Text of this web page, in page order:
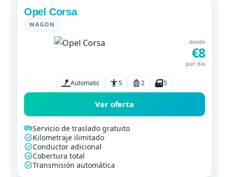
Opel Corsa
WAGON
desde
€8
por día
Automatic 5 2 5
Ver oferta
Servicio de traslado gratuito
Kilometraje ilimitado
Conductor adicional
Cobertura total
Transmisión automática